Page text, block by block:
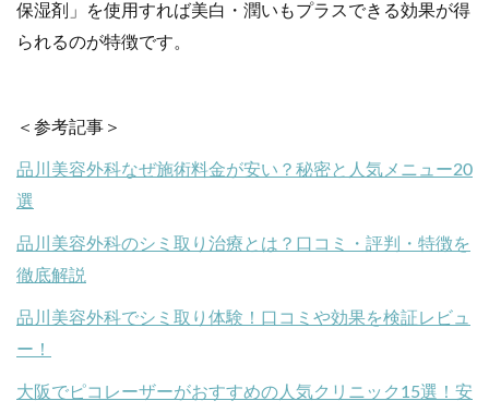
保湿剤」を使用すれば美白・潤いもプラスできる効果が得
られるのが特徴です。
＜参考記事＞
品川美容外科なぜ施術料金が安い？秘密と人気メニュー20
選
品川美容外科のシミ取り治療とは？口コミ・評判・特徴を
徹底解説
品川美容外科でシミ取り体験！口コミや効果を検証レビュ
ー！
大阪でピコレーザーがおすすめの人気クリニック15選！安